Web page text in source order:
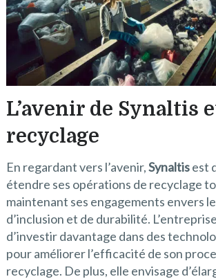
L’avenir de Synaltis
recyclage
En regardant vers l’avenir,Synaltisest
étendre ses opérations de recyclage
maintenant ses engagements envers
d’inclusion et de durabilité.
d’investir davantage dans des
pour améliorer l’efficacité de son
recyclage. De plus, elle envisage